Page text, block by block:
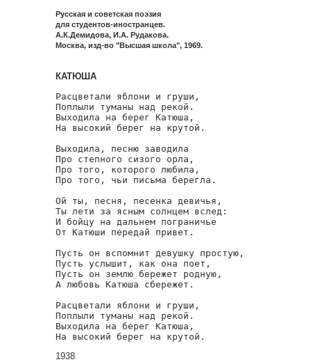
Русская и советская поэзия
для студентов-иностранцев.
А.К.Демидова, И.А. Рудакова.
Москва, изд-во "Высшая школа", 1969.
КАТЮША
Расцветали яблони и груши,
Поплыли туманы над рекой.
Выходила на берег Катюша,
На высокий берег на крутой.
Выходила, песню заводила
Про степного сизого орла,
Про того, которого любила,
Про того, чьи письма берегла.
Ой ты, песня, песенка девичья,
Ты лети за ясным солнцем вслед:
И бойцу на дальнем пограничье
От Катюши передай привет.
Пусть он вспомнит девушку простую,
Пусть услышит, как она поет,
Пусть он землю бережет родную,
А любовь Катюша сбережет.
Расцветали яблони и груши,
Поплыли туманы над рекой.
Выходила на берег Катюша,
На высокий берег на крутой.
1938